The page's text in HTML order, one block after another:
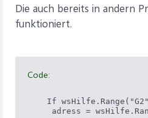
Die auch bereits in andern
funktioniert.
Code:
If
adress =